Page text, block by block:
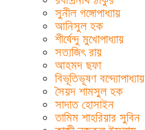
সুনীল গঙ্গোপাধ্যায়
আনিসুল হক
শীর্ষেন্দু মুখোপাধ্যায়
সত্যজিৎ রায়
আহমদ ছফা
বিভূতিভূষণ বন্দ্যোপাধ্যায়
সৈয়দ শামসুল হক
সাদাত হোসাইন
তামিম শাহরিয়ার সুবিন